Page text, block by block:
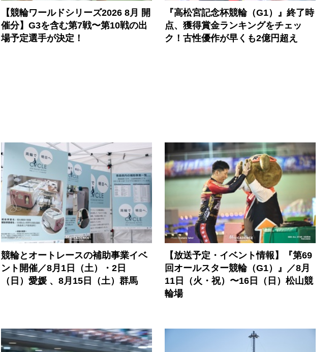
【競輪ワールドシリーズ2026 8月 開
催分】G3を含む第7戦〜第10戦の出
場予定選手が決定！
『高松宮記念杯競輪（G1）』終了時
点、獲得賞金ランキングをチェッ
ク！古性優作が早くも2億円超え
競輪とオートレースの補助事業イベ
ント開催／8月1日（土）・2日
（日）愛媛 、8月15日（土）群馬
【放送予定・イベント情報】『第69
回オールスター競輪（G1）』／8月
11日（火・祝）〜16日（日）松山競
輪場